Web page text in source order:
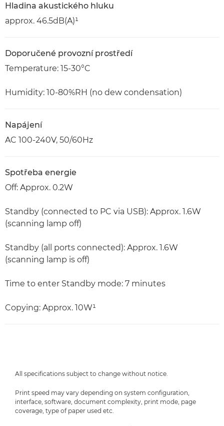
Hladina akustického hluku
approx. 46.5dB(A)¹
Doporučené provozní prostředí
Temperature: 15-30°C
Humidity: 10-80%RH (no dew condensation)
Napájení
AC 100-240V, 50/60Hz
Spotřeba energie
Off: Approx. 0.2W
Standby (connected to PC via USB): Approx. 1.6W
(scanning lamp off)
Standby (all ports connected): Approx. 1.6W
(scanning lamp is off)
Time to enter Standby mode: 7 minutes
Copying: Approx. 10W¹
All specifications subject to change without notice.
Print speed may vary depending on system configuration,
interface, software, document complexity, print mode, page
coverage, type of paper used etc.